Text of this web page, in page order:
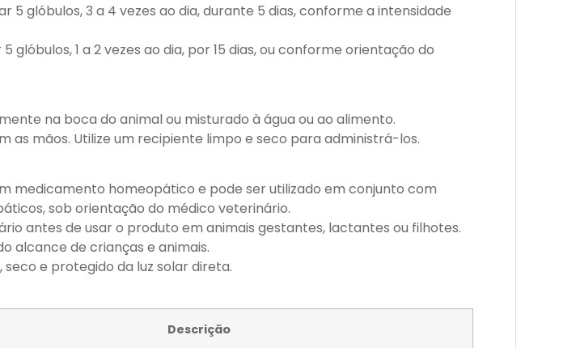
5 glóbulos, 3 a 4 vezes ao dia, durante 5 dias, conforme a intensidade
glóbulos, 1 a 2 vezes ao dia, por 15 dias, ou conforme orientação do
na boca do animal ou misturado à água ou ao alimento.
as mãos. Utilize um recipiente limpo e seco para administrá-los.
medicamento homeopático e pode ser utilizado em conjunto com
sob orientação do médico veterinário.
antes de usar o produto em animais gestantes, lactantes ou filhotes.
alcance de crianças e animais.
e protegido da luz solar direta.
Descrição